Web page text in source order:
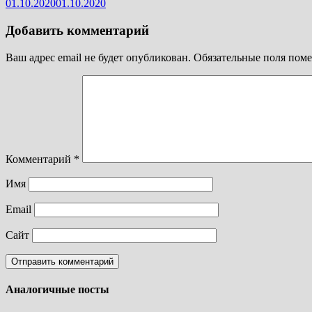
01.10.202001.10.2020
Добавить комментарий
Ваш адрес email не будет опубликован. Обязательные поля
Комментарий *
Имя
Email
Сайт
Аналогичные посты